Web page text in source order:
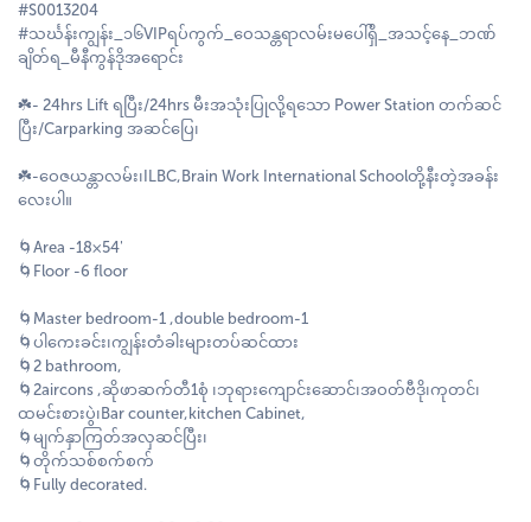
#S0013204
#‌သင်္ဃန်းကျွန်း_၁၆VIPရပ်ကွက်_ဝေသန္တရာလမ်းမပေါ်ရှိ_အသင့်နေ_ဘဏ်
ချိတ်ရ_မီနီကွန်ဒိုအရောင်း
☘️- 24hrs Lift ရပြီး/24hrs မီးအသုံးပြုလို့ရသော Power Station တက်ဆင်
ပြီး/Carparking အဆင်ပြေ၊
☘️-ဝေဇယန္တာလမ်း၊ILBC,Brain Work International Schoolတို့နီးတဲ့အခန်း
လေးပါ။
🌀Area -18×54'
🌀Floor -6 floor
🌀Master bedroom-1 ,double bedroom-1
🌀ပါကေးခင်း၊ကျွန်းတံခါးများတပ်ဆင်ထား
🌀2 bathroom,
🌀2aircons ,ဆိုဖာဆက်တီ1စုံ ၊ဘုရားကျောင်းဆောင်၊အဝတ်ဗီဒို၊ကုတင်၊
ထမင်းစားပွဲ၊Bar counter,kitchen Cabinet,
🌀မျက်နှာကြတ်အလှဆင်ပြီး၊
🌀တိုက်သစ်စက်စက်
🌀Fully decorated.